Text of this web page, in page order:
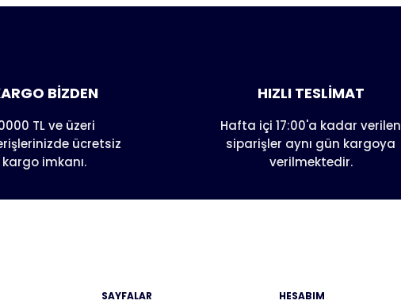
Yorum Yaz
Soru Sor
yetersiz gördüğünüz noktaları öneri formunu kullanarak
BİZDEN
TL ve üzeri
ücretsiz
kargo imkanı.
HIZLI TESLİMAT
Hafta içi 17:00'a kadar verilen
siparişler aynı gün kargoya
verilmektedir.
SAYFALAR HESABIM